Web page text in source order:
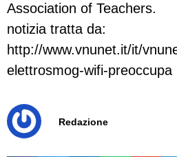
Association of Teachers.
notizia tratta da:
http://www.vnunet.it/it/
elettrosmog-wifi-preoccupa
Redazione